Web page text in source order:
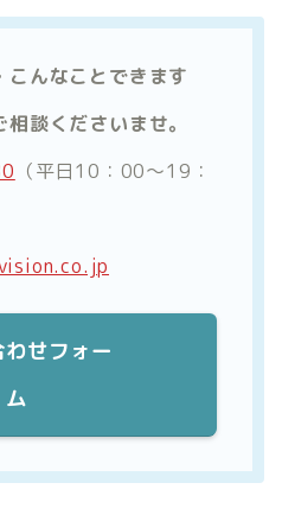
こんなことできます
談くださいませ。
（平日10：00～19：
せフォー
ム